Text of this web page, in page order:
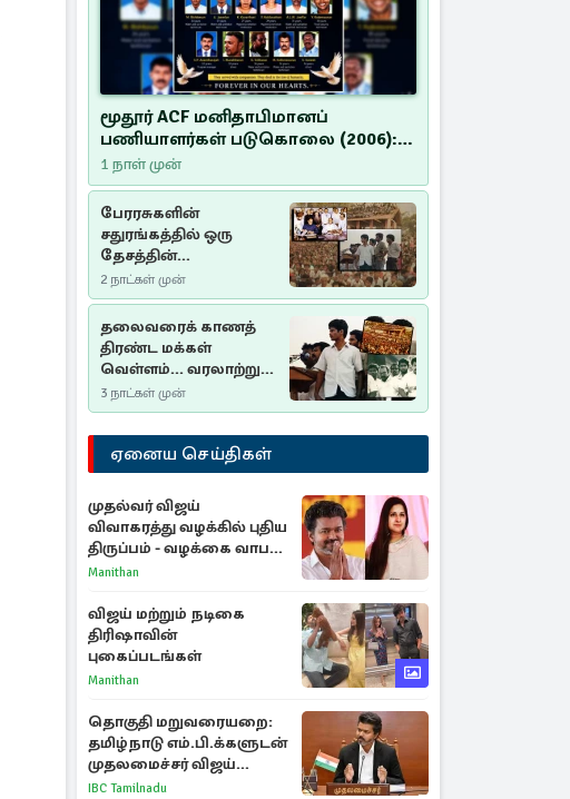
மூதூர் ACF மனிதாபிமானப்
பணியாளர்கள் படுகொலை (2006):
20 ஆண்டுகளாகியும் நீதி
மறுக்கப்பட்ட மனிதாபிமானப்
பேரவலம்
1 நாள் முன்
பேரரசுகளின்
சதுரங்கத்தில் ஒரு
தேசத்தின்
தீர்க்கதரிசனம் :
சுதுமலை பிரகடனம்
ஒரு வரலாற்றுப் பாடம்
2 நாட்கள் முன்
தலைவரைக் காணத்
திரண்ட மக்கள்
வெள்ளம்... வரலாற்றுச்
சிறப்புமிக்க சுதுமலைப்
பிரகடனம்…
3 நாட்கள் முன்
ஏனைய செய்திகள்
முதல்வர் விஜய்
விவாகரத்து வழக்கில் புதிய
திருப்பம் - வழக்கை வாபஸ்
பெற்ற சங்கீதா!
Manithan
விஜய் மற்றும் நடிகை
திரிஷாவின்
புகைப்படங்கள்
Manithan
தொகுதி மறுவரையறை:
தமிழ்நாடு எம்.பி.க்களுடன்
முதலமைச்சர் விஜய்
ஆலோசனை
IBC Tamilnadu